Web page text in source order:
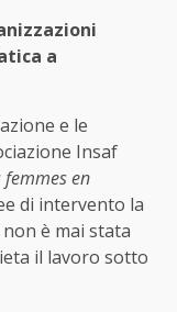
a
e le
Insaf
en
di intervento la
è mai stata
il lavoro sotto